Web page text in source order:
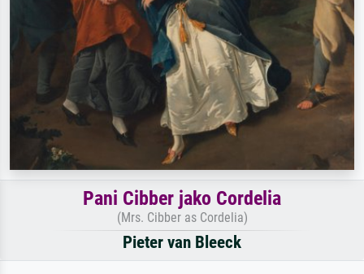
Pani Cibber jako Cordelia
(Mrs. Cibber as Cordelia)
Pieter van Bleeck